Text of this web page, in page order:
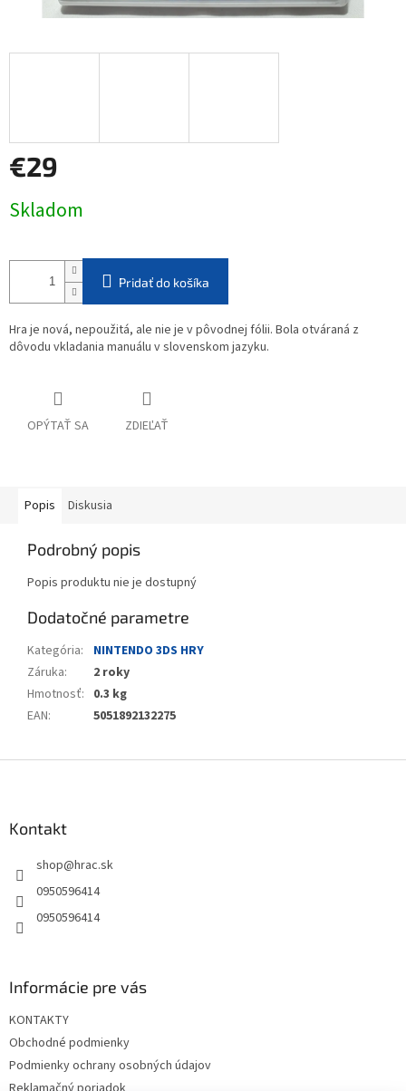
€29
cena:
Skladom
Pridať do košíka
Hra je nová, nepoužitá, ale nie je v pôvodnej fólii. Bola otváraná z
dôvodu vkladania manuálu v slovenskom jazyku.
OPÝTAŤ SA ZDIEĽAŤ
Popis Diskusia
Podrobný popis
Popis produktu nie je dostupný
Dodatočné parametre
Kategória:
NINTENDO 3DS HRY
Záruka:
2 roky
Hmotnosť: 0.3 kg
EAN: 5051892132275
Kontakt
shop@hrac.sk
0950596414
0950596414
Informácie pre vás
KONTAKTY
Obchodné podmienky
Podmienky ochrany osobných údajov